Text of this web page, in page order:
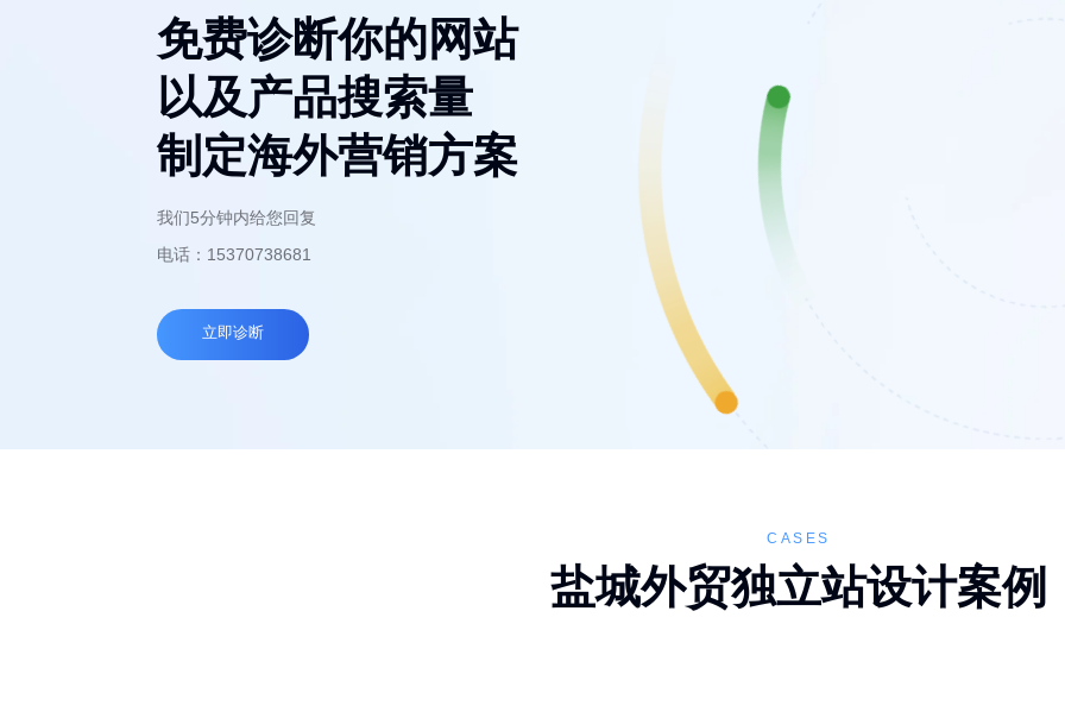
免费诊断你的网站
以及产品搜索量
制定海外营销方案
我们5分钟内给您回复
电话：15370738681
立即诊断
CASES
盐城外贸独立站设计案例